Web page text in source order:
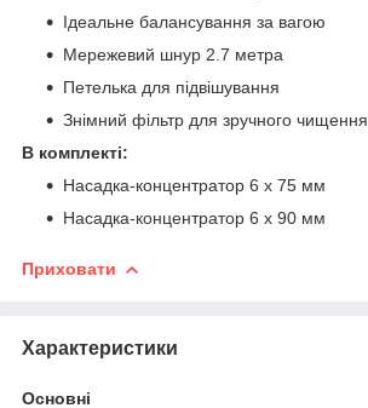
Ідеальне балансування за вагою
Мережевий шнур 2.7 метра
Петелька для підвішування
Знімний фільтр для зручного чищення
В комплекті:
Насадка-концентратор 6 x 75 мм
Насадка-концентратор 6 x 90 мм
Приховати
Характеристики
Основні